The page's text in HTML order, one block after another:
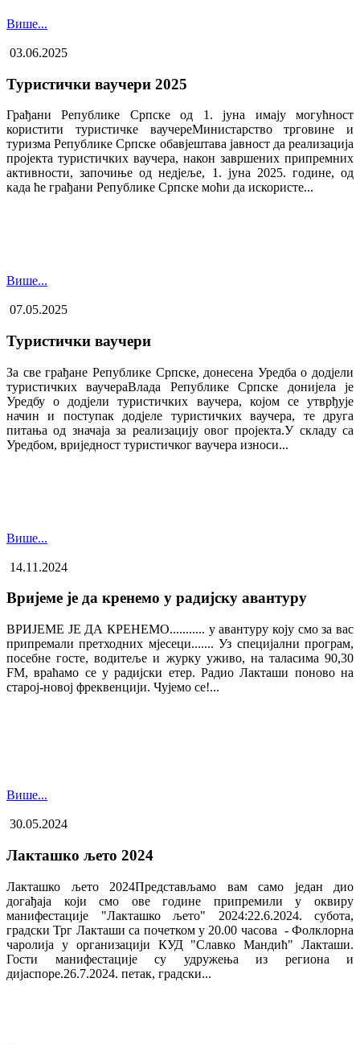
Више...
03.06.2025
Туристички ваучери 2025
Грађани Републике Српске од 1. јуна имају могућност
користити туристичке ваучере​Министарство трговине и
туризма Републике Српске обавјештава јавност да реализација
пројекта туристичких ваучера, након завршених припремних
активности, започиње од недјеље, 1. јуна 2025. године, од
када ће грађани Републике Српске моћи да искористе...
Више...
07.05.2025
Туристички ваучери
За све грађане Републике Српске, донесена Уредба о додјели
туристичких ваучера​Влада Републике Српске донијела је
Уредбу о додјели туристичких ваучера, којом се утврђује
начин и поступак додјеле туристичких ваучера, те друга
питања од значаја за реализацију овог пројекта.У складу са
Уредбом, вриједност туристичког ваучера износи...
Више...
14.11.2024
Вријеме је да кренемо у радијску авантуру
ВРИЈЕМЕ ЈЕ ДА КРЕНЕМО........... у авантуру коју смо за вас
припремали претходних мјесеци....... Уз специјални програм,
посебне госте, водитеље и журку уживо, на таласима 90,30
FM, враћамо се у радијски етер. Радио Лакташи поново на
старој-новој фреквенцији. Чујемо се!...
Више...
30.05.2024
Лакташко љето 2024
Лакташко љето 2024Представљамо вам само један дио
догађаја који смо ове године припремили у оквиру
манифестације "Лакташко љето" 2024:22.6.2024. субота,
градски Трг Лакташи са почетком у 20.00 часова - Фолклорна
чаролија у организацији КУД "Славко Мандић" Лакташи.
Гости манифестације су удружења из региона и
дијаспоре.26.7.2024. петак, градски...